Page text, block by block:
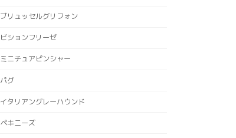
ブリュッセルグリフォン
ビションフリーゼ
ミニチュアピンシャー
パグ
イタリアングレーハウンド
ペキニーズ